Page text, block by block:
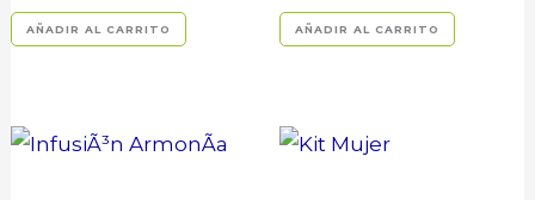
AÑADIR AL CARRITO AÑADIR AL CARRITO